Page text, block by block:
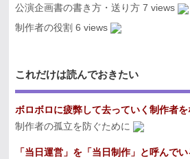
公演企画書の書き方・送り方 7 views
制作者の役割 6 views
これだけは読んでおきたい
ボロボロに疲弊して去っていく制作者
制作者の孤立を防ぐために
「当日運営」を「当日制作」と呼んで